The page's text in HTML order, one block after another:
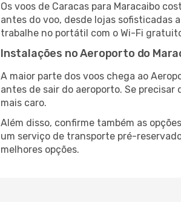
Os voos de Caracas para Maracaibo
antes do voo, desde lojas sofisticadas
trabalhe no portátil com o Wi-Fi
Instalações no Aeroporto do
A maior parte dos voos chega ao
antes de sair do aeroporto. Se
mais caro.
Além disso, confirme também as
um serviço de transporte pré-
melhores opções.